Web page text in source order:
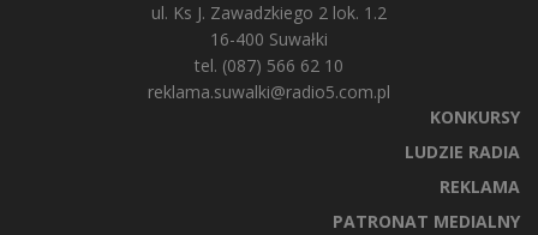
ul. Ks J. Zawadzkiego 2 lok. 1.2
16-400 Suwałki
tel. (087) 566 62 10
reklama.suwalki@radio5.com.pl
KONKURSY
LUDZIE RADIA
REKLAMA
PATRONAT MEDIALNY